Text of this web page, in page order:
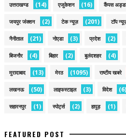
उत्तराखण्ड (14) एजुकेशन (16) कैंपस अड्डा
जयपुर जंक्शन (2) टेक न्यूज़ (201) टॉप
नैनीताल (21) नोएडा (3) प्रदेश (2)
बिजनौर (4) बिहार (2) बुलंदशहर (4)
मुरादाबाद (13) मेरठ (1095) राष्टीय खबरे
लखनऊ (50) लाइफस्टाइल (3) विदेश (6)
सहारनपुर (1) स्पोर्ट्स (2) हापुड़ (1)
FEATURED POST